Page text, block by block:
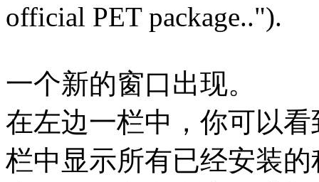
official PET package..").
一个新的窗口出现。
在左边一栏中，你可以
栏中显示所有已经安装